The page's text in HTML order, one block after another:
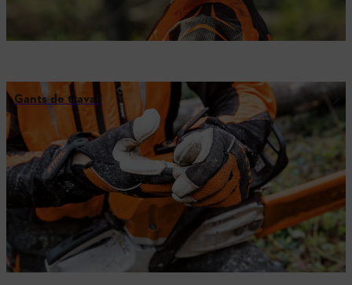
Gants de travail